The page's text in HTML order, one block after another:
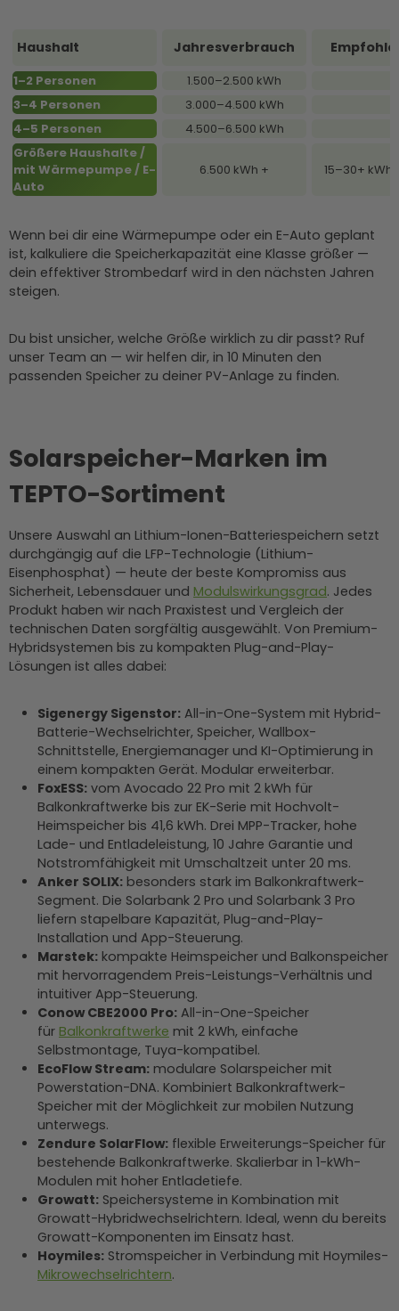
Haushalt Jahresverbrauch
1–2 Personen
1.500–2.500 kWh
3–4 Personen
3.000–4.500 kWh
4–5 Personen
4.500–6.500 kWh
Größere Haushalte /
mit Wärmepumpe / E-
Auto
6.500 kWh + 15–30+
Wenn bei dir eine Wärmepumpe oder ein E-Auto geplant
ist, kalkuliere die Speicherkapazität eine Klasse größer —
dein effektiver Strombedarf wird in den nächsten Jahren
steigen.
Du bist unsicher, welche Größe wirklich zu dir passt? Ruf
unser Team an — wir helfen dir, in 10 Minuten den
passenden Speicher zu deiner PV-Anlage zu finden.
Solarspeicher-Marken im
TEPTO-Sortiment
Unsere Auswahl an Lithium-Ionen-Batteriespeichern setzt
durchgängig auf die LFP-Technologie (Lithium-
Eisenphosphat) — heute der beste Kompromiss aus
Sicherheit, Lebensdauer und Modulswirkungsgrad. Jedes
Produkt haben wir nach Praxistest und Vergleich der
technischen Daten sorgfältig ausgewählt. Von Premium-
Hybridsystemen bis zu kompakten Plug-and-Play-
Lösungen ist alles dabei:
Sigenergy Sigenstor: All-in-One-System mit Hybrid-
Batterie-Wechselrichter, Speicher, Wallbox-
Schnittstelle, Energiemanager und KI-Optimierung in
einem kompakten Gerät. Modular erweiterbar.
FoxESS: vom Avocado 22 Pro mit 2 kWh für
Balkonkraftwerke bis zur EK-Serie mit Hochvolt-
Heimspeicher bis 41,6 kWh. Drei MPP-Tracker, hohe
Lade- und Entladeleistung, 10 Jahre Garantie und
Notstromfähigkeit mit Umschaltzeit unter 20 ms.
Anker SOLIX: besonders stark im Balkonkraftwerk-
Segment. Die Solarbank 2 Pro und Solarbank 3 Pro
liefern stapelbare Kapazität, Plug-and-Play-
Installation und App-Steuerung.
Marstek: kompakte Heimspeicher und Balkonspeicher
mit hervorragendem Preis-Leistungs-Verhältnis und
intuitiver App-Steuerung.
Conow CBE2000 Pro: All-in-One-Speicher
für Balkonkraftwerke mit 2 kWh, einfache
Selbstmontage, Tuya-kompatibel.
EcoFlow Stream: modulare Solarspeicher mit
Powerstation-DNA. Kombiniert Balkonkraftwerk-
Speicher mit der Möglichkeit zur mobilen Nutzung
unterwegs.
Zendure SolarFlow: flexible Erweiterungs-Speicher für
bestehende Balkonkraftwerke. Skalierbar in 1-kWh-
Modulen mit hoher Entladetiefe.
Growatt: Speichersysteme in Kombination mit
Growatt-Hybridwechselrichtern. Ideal, wenn du bereits
Growatt-Komponenten im Einsatz hast.
Hoymiles: Stromspeicher in Verbindung mit Hoymiles-
Mikrowechselrichtern.